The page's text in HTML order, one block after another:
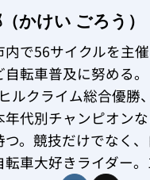
かけい ごろう）
内で56サイクルを主
転車普及に努める。
ルクライム総合優勝
年代別チャンピオン
つ。競技だけでなく
転車大好きライダー